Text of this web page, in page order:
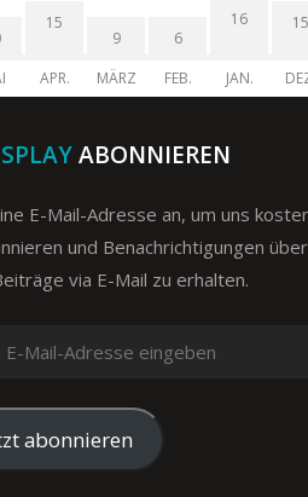
15
APR.
9
MÄRZ
6
FEB.
16
JAN.
15
ABONNIEREN
E-Mail-Adresse an, um uns
und Benachrichtigungen über
via E-Mail zu erhalten.
abonnieren